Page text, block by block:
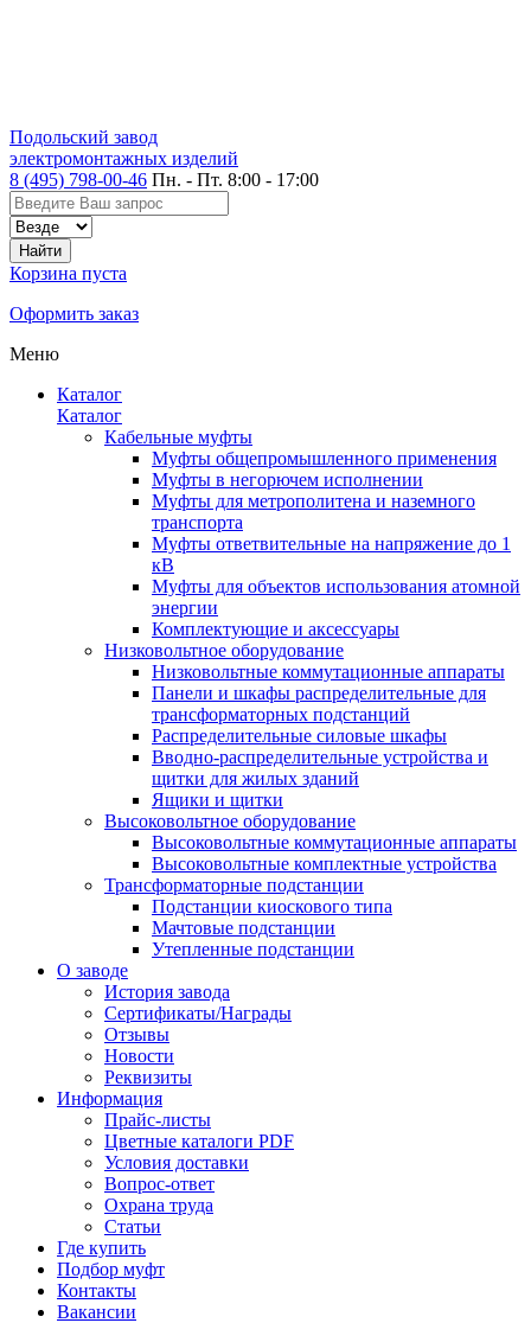
Подольский завод
электромонтажных изделий
8 (495) 798-00-46 Пн. - Пт. 8:00 - 17:00
Корзина пуста
Оформить заказ
Меню
Каталог
Каталог
Кабельные муфты
Муфты общепромышленного применения
Муфты в негорючем исполнении
Муфты для метрополитена и наземного
транспорта
Муфты ответвительные на напряжение до 1
кВ
Муфты для объектов использования атомной
энергии
Комплектующие и аксессуары
Низковольтное оборудование
Низковольтные коммутационные аппараты
Панели и шкафы распределительные для
трансформаторных подстанций
Распределительные силовые шкафы
Вводно-распределительные устройства и
щитки для жилых зданий
Ящики и щитки
Высоковольтное оборудование
Высоковольтные коммутационные аппараты
Высоковольтные комплектные устройства
Трансформаторные подстанции
Подстанции киоскового типа
Мачтовые подстанции
Утепленные подстанции
О заводе
История завода
Сертификаты/Награды
Отзывы
Новости
Реквизиты
Информация
Прайс-листы
Цветные каталоги PDF
Условия доставки
Вопрос-ответ
Охрана труда
Статьи
Где купить
Подбор муфт
Контакты
Вакансии